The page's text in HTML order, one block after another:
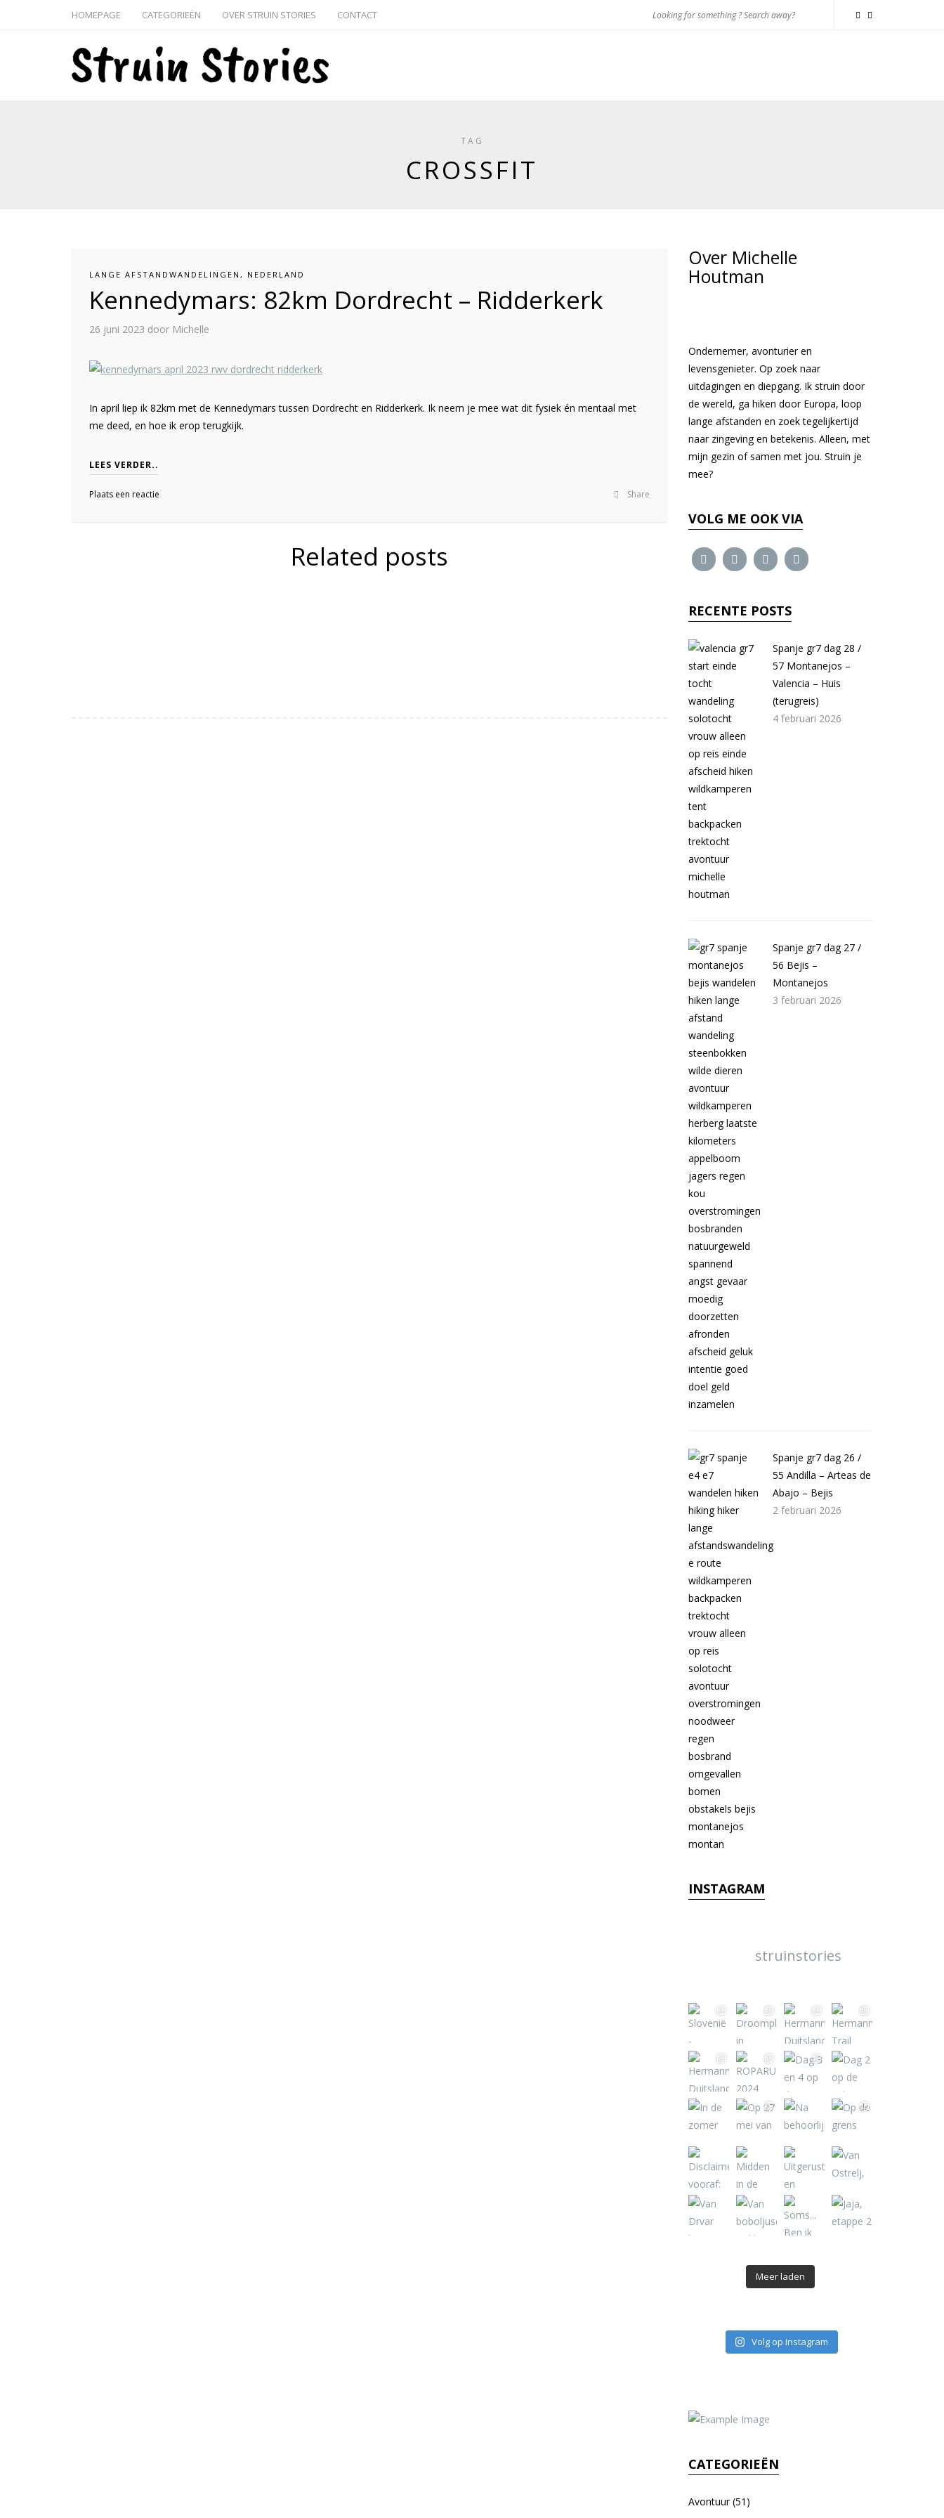
HOMEPAGE CATEGORIEËN OVER STRUIN STORIES CONTACT
TAG
CROSSFIT
LANGE AFSTANDWANDELINGEN , NEDERLAND
Kennedymars: 82km Dordrecht – Ridderkerk
26 juni 2023 door Michelle
In april liep ik 82km met de Kennedymars tussen Dordrecht en Ridderkerk. Ik neem je mee wat dit fysiek én mentaal met
me deed, en hoe ik erop terugkijk.
LEES VERDER..
Plaats een reactie Share
Related posts
Over Michelle
Houtman
Ondernemer, avonturier en
levensgenieter. Op zoek naar
uitdagingen en diepgang. Ik struin door
de wereld, ga hiken door Europa, loop
lange afstanden en zoek tegelijkertijd
naar zingeving en betekenis. Alleen, met
mijn gezin of samen met jou. Struin je
mee?
VOLG ME OOK VIA
RECENTE POSTS
Spanje gr7 dag 28 /
57 Montanejos –
Valencia – Huis
(terugreis)
4 februari 2026
Spanje gr7 dag 27 /
56 Bejis –
Montanejos
3 februari 2026
Spanje gr7 dag 26 /
55 Andilla – Arteas de
Abajo – Bejis
2 februari 2026
INSTAGRAM
struinstories
Meer laden
Volg op Instagram
CATEGORIEËN
Avontuur(51)